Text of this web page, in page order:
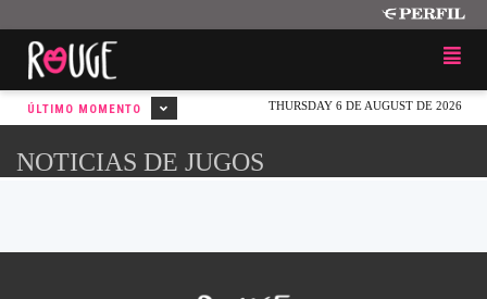
THURSDAY 6 DE AUGUST DE 2026
ÚLTIMO MOMENTO
NOTICIAS DE JUGOS